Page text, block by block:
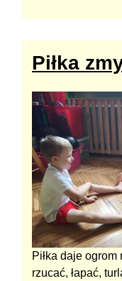
Piłka
Piłka daje
rzucać, łapać,